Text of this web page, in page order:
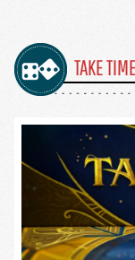
TAKE TIME